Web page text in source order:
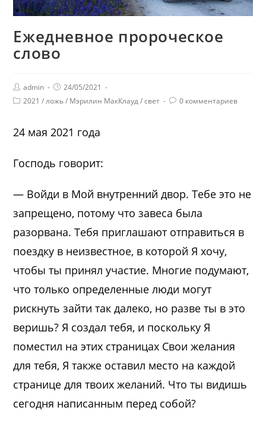
Ежедневное пророческое
слово
admin
24/05/2021
2021 / ложь / Мэрилин МакКлауд / свет 0 комментариев
24 мая 2021 года
Господь говорит:
— Войди в Мой внутренний двор. Тебе это не
запрещено, потому что завеса была
разорвана. Тебя приглашают отправиться в
поездку в неизвестное, в которой Я хочу,
чтобы ты принял участие. Многие подумают,
что только определенные люди могут
рискнуть зайти так далеко, но разве ты в это
веришь? Я создал тебя, и поскольку Я
поместил на этих страницах Свои желания
для тебя, Я также оставил место на каждой
странице для твоих желаний. Что ты видишь
сегодня написанным перед собой?